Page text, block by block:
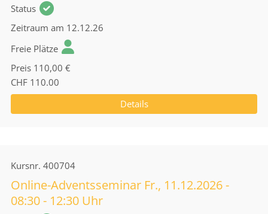
Status
Zeitraum am 12.12.26
Freie Plätze
Preis 110,00 €
CHF 110.00
Details
Kursnr. 400704
Online-Adventsseminar Fr., 11.12.2026 -
08:30 - 12:30 Uhr